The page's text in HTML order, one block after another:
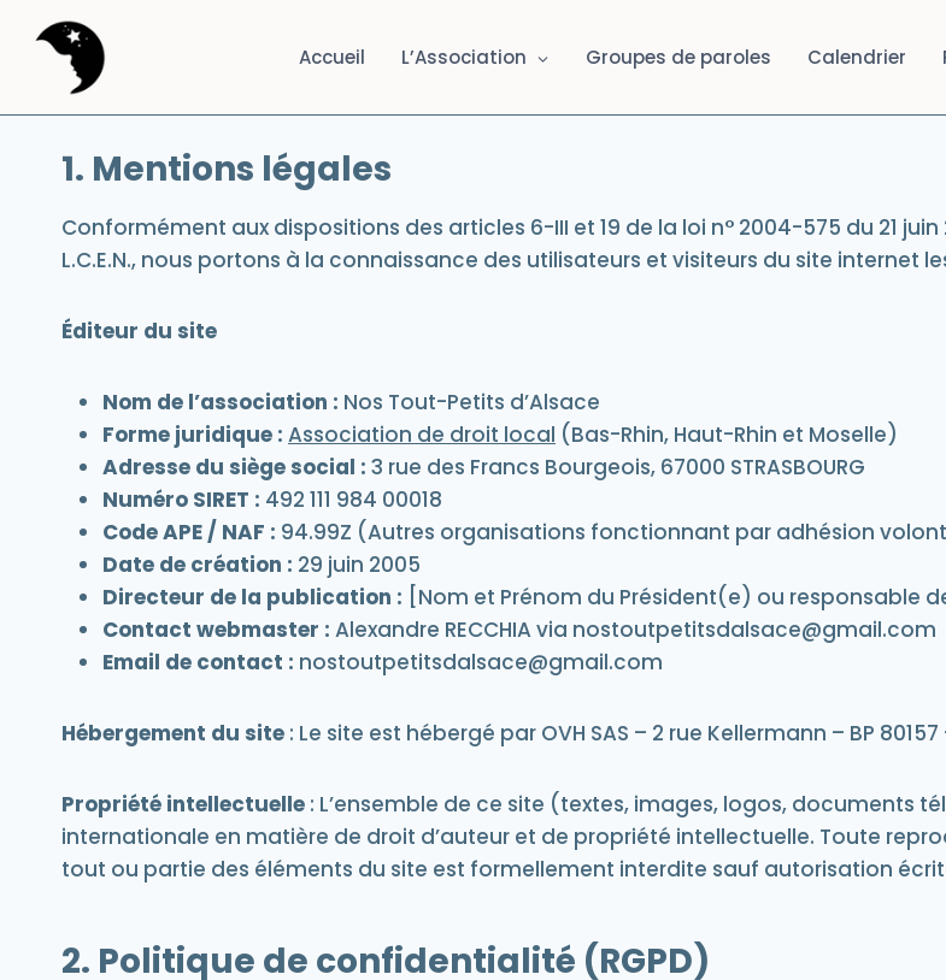
contenu
Accueil L’Association Groupes de paroles Calendrier
1. Mentions légales
Conformément aux dispositions des articles 6-III et 19 de la loi n° 2004-575 du 21
L.C.E.N., nous portons à la connaissance des utilisateurs et visiteurs du site internet
Éditeur du site
Nom de l’association : Nos Tout-Petits d’Alsace
Forme juridique : Association de droit local (Bas-Rhin, Haut-Rhin et Moselle)
Adresse du siège social : 3 rue des Francs Bourgeois, 67000 STRASBOURG
Numéro SIRET : 492 111 984 00018
Code APE / NAF : 94.99Z (Autres organisations fonctionnant par adhésion
Date de création : 29 juin 2005
Directeur de la publication : [Nom et Prénom du Président(e) ou responsable
Contact webmaster : Alexandre RECCHIA via nostoutpetitsdalsace@gmail.com
Email de contact : nostoutpetitsdalsace@gmail.com
Hébergement du site : Le site est hébergé par OVH SAS – 2 rue Kellermann – BP
Propriété intellectuelle : L’ensemble de ce site (textes, images, logos, documents
internationale en matière de droit d’auteur et de propriété intellectuelle. Toute
tout ou partie des éléments du site est formellement interdite sauf autorisation
2. Politique de confidentialité (RGPD)